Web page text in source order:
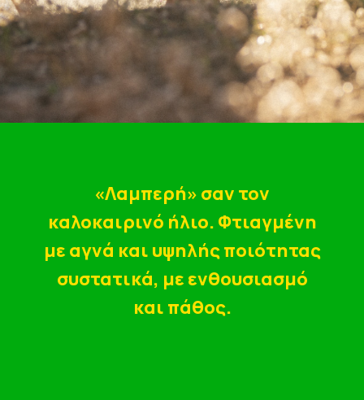
«Λαμπερή» σαν τον
καλοκαιρινό ήλιο. Φτιαγμένη
με αγνά και υψηλής ποιότητας
συστατικά, με ενθουσιασμό
και πάθος.